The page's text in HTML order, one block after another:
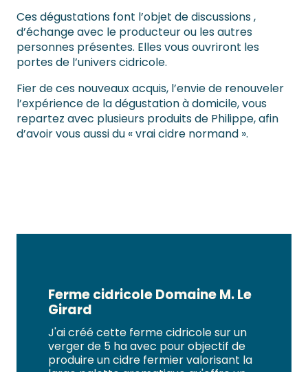
Ces dégustations font l’objet de discussions ,
d’échange avec le producteur ou les autres
personnes présentes. Elles vous ouvriront les
portes de l’univers cidricole.
Fier de ces nouveaux acquis, l’envie de renouveler
l’expérience de la dégustation à domicile, vous
repartez avec plusieurs produits de Philippe, afin
d’avoir vous aussi du « vrai cidre normand ».
Ferme cidricole Domaine M. Le
Girard
J'ai créé cette ferme cidricole sur un
verger de 5 ha avec pour objectif de
produire un cidre fermier valorisant la